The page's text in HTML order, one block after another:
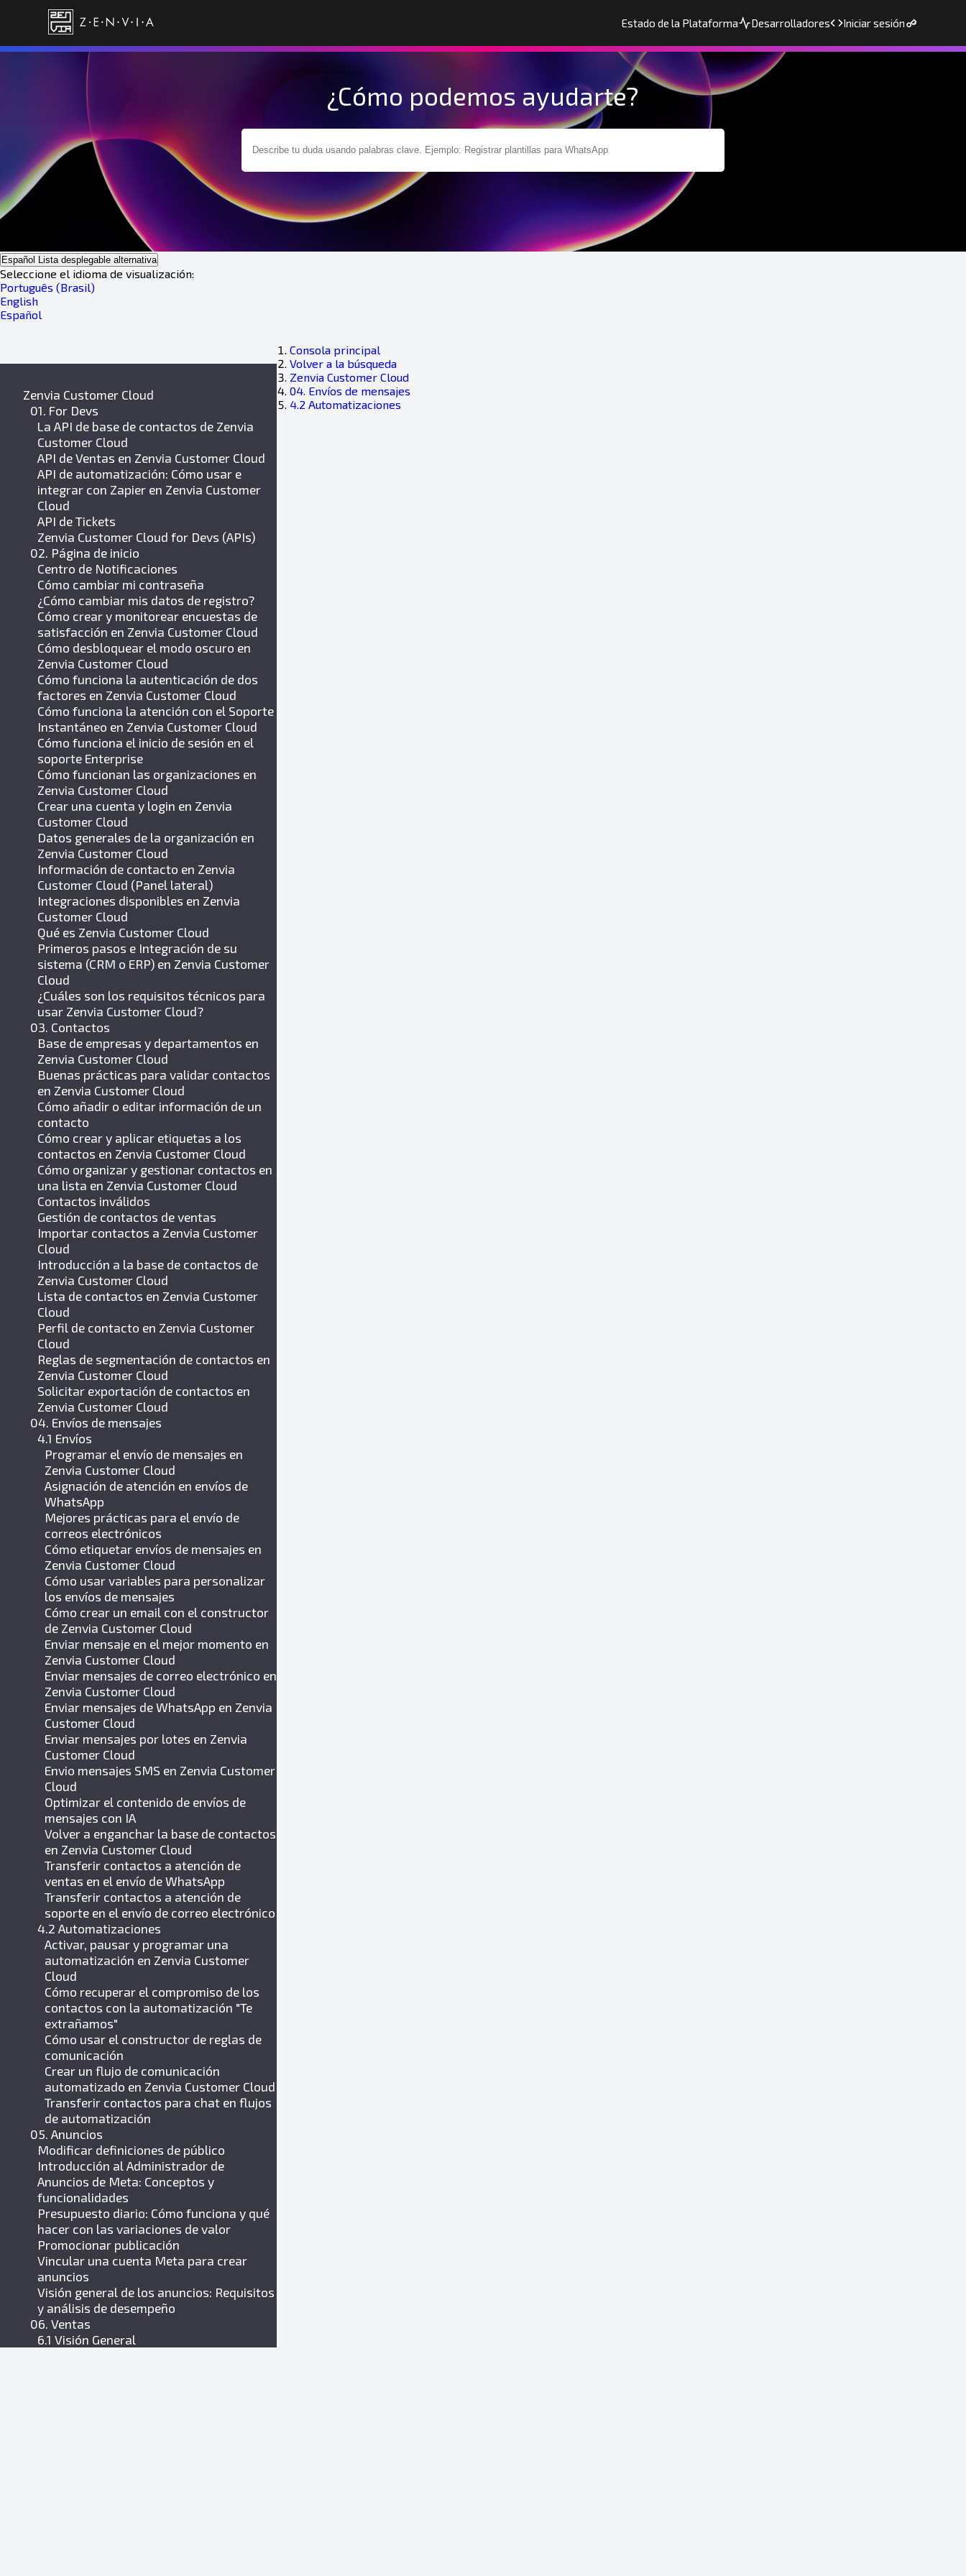
Estado de la Plataforma Desarrolladores Iniciar sesión
¿Cómo podemos ayudarte?
Español Lista desplegable alternativa
Seleccione el idioma de visualización:
Português (Brasil)
English
Español
Consola principal
Volver a la búsqueda
Zenvia Customer Cloud
04. Envíos de mensajes
4.2 Automatizaciones
Zenvia Customer Cloud
01. For Devs
La API de base de contactos de Zenvia
Customer Cloud
API de Ventas en Zenvia Customer Cloud
API de automatización: Cómo usar e
integrar con Zapier en Zenvia Customer
Cloud
API de Tickets
Zenvia Customer Cloud for Devs (APIs)
02. Página de inicio
Centro de Notificaciones
Cómo cambiar mi contraseña
¿Cómo cambiar mis datos de registro?
Cómo crear y monitorear encuestas de
satisfacción en Zenvia Customer Cloud
Cómo desbloquear el modo oscuro en
Zenvia Customer Cloud
Cómo funciona la autenticación de dos
factores en Zenvia Customer Cloud
Cómo funciona la atención con el Soporte
Instantáneo en Zenvia Customer Cloud
Cómo funciona el inicio de sesión en el
soporte Enterprise
Cómo funcionan las organizaciones en
Zenvia Customer Cloud
Crear una cuenta y login en Zenvia
Customer Cloud
Datos generales de la organización en
Zenvia Customer Cloud
Información de contacto en Zenvia
Customer Cloud (Panel lateral)
Integraciones disponibles en Zenvia
Customer Cloud
Qué es Zenvia Customer Cloud
Primeros pasos e Integración de su
sistema (CRM o ERP) en Zenvia Customer
Cloud
¿Cuáles son los requisitos técnicos para
usar Zenvia Customer Cloud?
03. Contactos
Base de empresas y departamentos en
Zenvia Customer Cloud
Buenas prácticas para validar contactos
en Zenvia Customer Cloud
Cómo añadir o editar información de un
contacto
Cómo crear y aplicar etiquetas a los
contactos en Zenvia Customer Cloud
Cómo organizar y gestionar contactos en
una lista en Zenvia Customer Cloud
Contactos inválidos
Gestión de contactos de ventas
Importar contactos a Zenvia Customer
Cloud
Introducción a la base de contactos de
Zenvia Customer Cloud
Lista de contactos en Zenvia Customer
Cloud
Perfil de contacto en Zenvia Customer
Cloud
Reglas de segmentación de contactos en
Zenvia Customer Cloud
Solicitar exportación de contactos en
Zenvia Customer Cloud
04. Envíos de mensajes
4.1 Envíos
Programar el envío de mensajes en
Zenvia Customer Cloud
Asignación de atención en envíos de
WhatsApp
Mejores prácticas para el envío de
correos electrónicos
Cómo etiquetar envíos de mensajes en
Zenvia Customer Cloud
Cómo usar variables para personalizar
los envíos de mensajes
Cómo crear un email con el constructor
de Zenvia Customer Cloud
Enviar mensaje en el mejor momento en
Zenvia Customer Cloud
Enviar mensajes de correo electrónico en
Zenvia Customer Cloud
Enviar mensajes de WhatsApp en Zenvia
Customer Cloud
Enviar mensajes por lotes en Zenvia
Customer Cloud
Envio mensajes SMS en Zenvia Customer
Cloud
Optimizar el contenido de envíos de
mensajes con IA
Volver a enganchar la base de contactos
en Zenvia Customer Cloud
Transferir contactos a atención de
ventas en el envío de WhatsApp
Transferir contactos a atención de
soporte en el envío de correo electrónico
4.2 Automatizaciones
Activar, pausar y programar una
automatización en Zenvia Customer
Cloud
Cómo recuperar el compromiso de los
contactos con la automatización "Te
extrañamos"
Cómo usar el constructor de reglas de
comunicación
Crear un flujo de comunicación
automatizado en Zenvia Customer Cloud
Transferir contactos para chat en flujos
de automatización
05. Anuncios
Modificar definiciones de público
Introducción al Administrador de
Anuncios de Meta: Conceptos y
funcionalidades
Presupuesto diario: Cómo funciona y qué
hacer con las variaciones de valor
Promocionar publicación
Vincular una cuenta Meta para crear
anuncios
Visión general de los anuncios: Requisitos
y análisis de desempeño
06. Ventas
6.1 Visión General